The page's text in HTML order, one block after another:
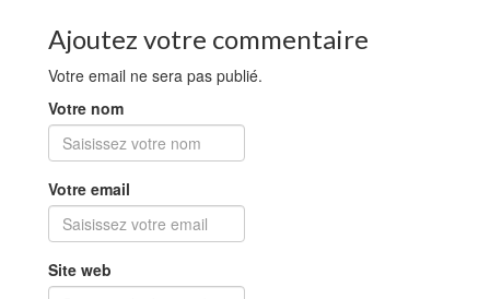
Ajoutez votre commentaire
Votre email ne sera pas publié.
Votre nom
Votre email
Site web